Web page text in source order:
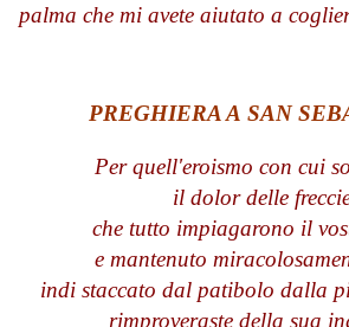
palma che mi avete aiutato a
PREGHIERA A SAN
Per quell'eroismo con cui
il dolor delle
che tutto impiagarono il
e mantenuto
indi staccato dal patibolo dalla
rimproveraste della sua